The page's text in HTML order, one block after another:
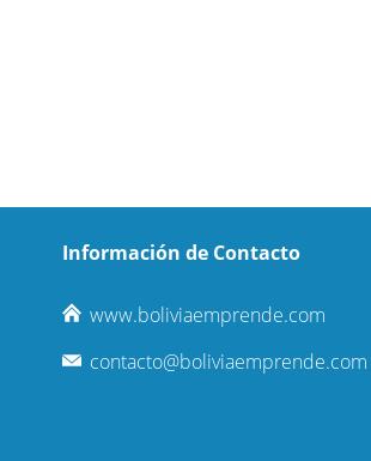
Información de Contacto
www.boliviaemprende.com
contacto@boliviaemprende.com